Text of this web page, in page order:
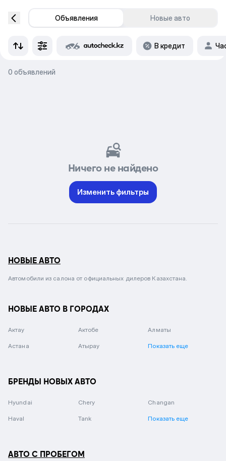
Объявления Новые авто
В кредит
0 объявлений
Ничего не найдено
Изменить фильтры
НОВЫЕ АВТО
Автомобили из салона от официальных дилеров Казахстана.
НОВЫЕ АВТО В ГОРОДАХ
Актау Актобе Алматы
Астана Атырау Показать еще
БРЕНДЫ НОВЫХ АВТО
Hyundai Chery Changan
Haval Tank Показать еще
АВТО С ПРОБЕГОМ